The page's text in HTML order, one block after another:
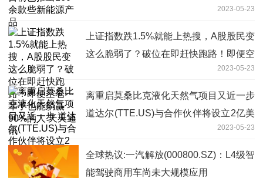
2023-05-23
上证指数跌1.5%就能上热搜，A股股民变
这么脆弱了？破位在即赶快跑路！即便空
仓一辈子也能躺赢90%的人 天天通讯
2023-05-23
离重启莫桑比克液化天然气项目又近一步
道达尔(TTE.US)与合作伙伴将设立2亿美
2023-05-23
全球热议:一汽解放(000800.SZ)：L4级智
能驾驶商用车尚未大规模应用